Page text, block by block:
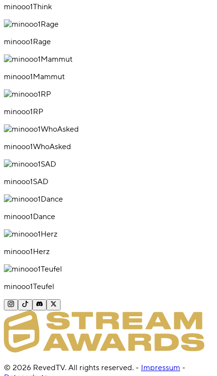
minooo1Think
minooo1Rage
minooo1Mammut
minooo1RP
minooo1WhoAsked
minooo1SAD
minooo1Dance
minooo1Herz
minooo1Teufel
© 2026 RevedTV. All rights reserved. - Impressum -